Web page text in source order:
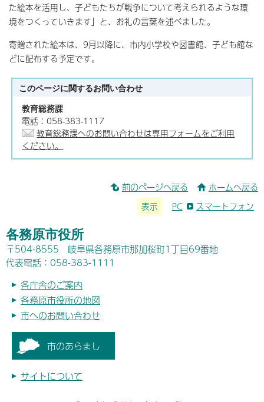
た絵本を活用し、子どもたちが戦争について考えられるような環
境をつくっていきます」と、お礼の言葉を述べました。
寄贈された絵本は、9月以降に、市内小学校や図書館、子ども館な
どに配布する予定です。
このページに関するお問い合わせ
教育総務課
電話：058-383-1117
教育総務課へのお問い合わせは専用フォームをご利用
ください。
前のページへ戻る ホームへ戻る
表示 PC スマートフォン
各務原市役所
〒504-8555 岐阜県各務原市那加桜町1丁目69番地
代表電話：058-383-1111
各庁舎のご案内
各務原市役所の地図
市へのお問い合わせ
市のあらまし
サイトについて